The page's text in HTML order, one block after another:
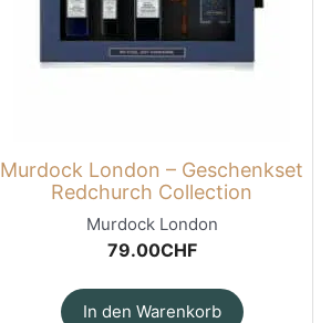
Murdock London – Geschenkset
Redchurch Collection
Murdock London
79.00CHF
In den Warenkorb